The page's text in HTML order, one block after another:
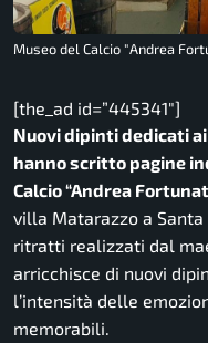
Museo del Calcio "Andrea
[the_ad id=”445341″]
Nuovi dipinti dedicati
hanno scritto pagine
Calcio “Andrea
villa Matarazzo a
ritratti realizzati dal
arricchisce di nuovi
l’intensità delle
memorabili.